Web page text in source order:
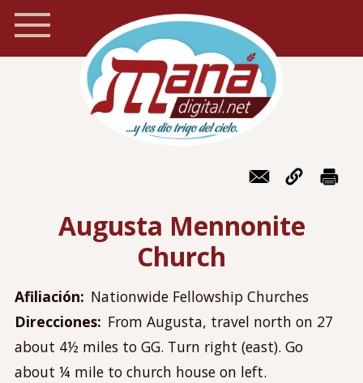
Pasar
contenido
Augusta Mennonite
Church
Afiliación
Nationwide Fellowship Churches
Direcciones
From Augusta, travel north on 27
about 4½ miles to GG. Turn right (east). Go
about ¼ mile to church house on left.
móvil
Recursos
Localizador de iglesias
Acerca de Maná
Contáctanos